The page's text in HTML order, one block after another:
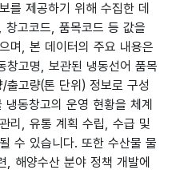
를 제공하기 위해 수집한 데
창고코드, 품목코드 등 값을
며, 본 데이터의 주요 내용은
창고명, 보관된 냉동선어 품목
고량(톤 단위) 정보로 구성
동창고의 운영 현황을 체계
리, 유통 계획 수립, 수급 및
수 있습니다. 또한 수산물 물
해양수산 분야 정책 개발에